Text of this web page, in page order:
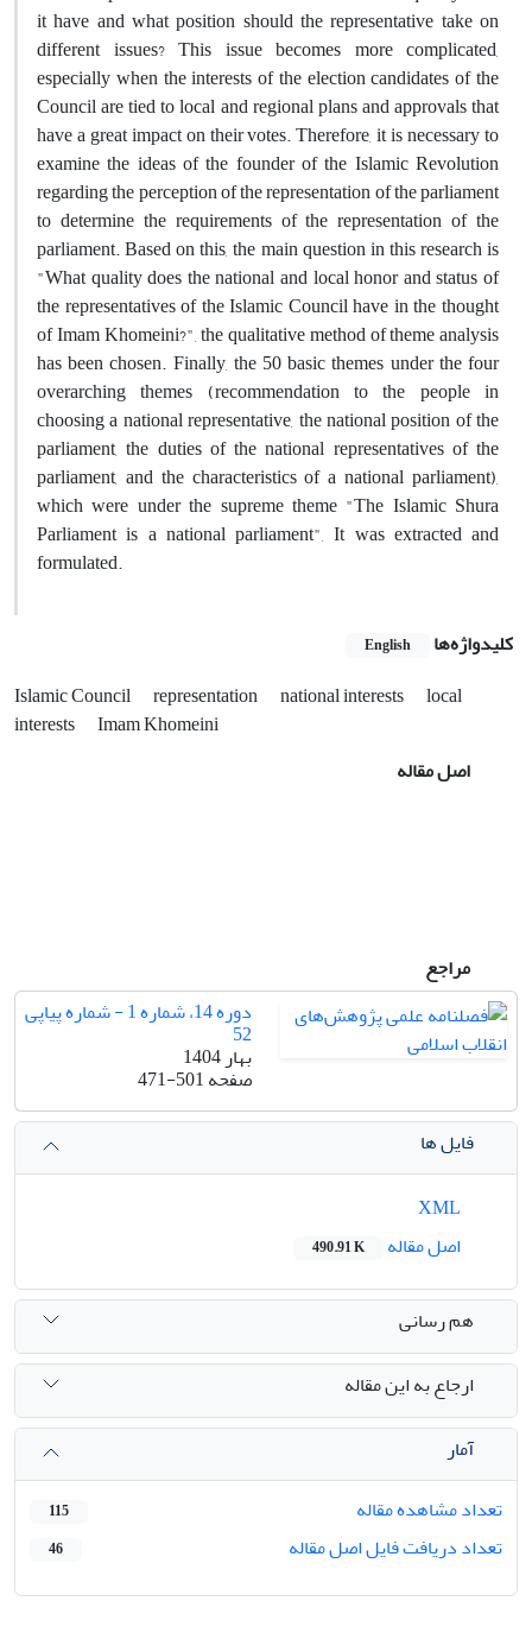
it have and what position should the representative take on
different issues? This issue becomes more complicated,
especially when the interests of the election candidates of the
Council are tied to local and regional plans and approvals that
have a great impact on their votes. Therefore, it is necessary to
examine the ideas of the founder of the Islamic Revolution
regarding the perception of the representation of the parliament
to determine the requirements of the representation of the
parliament. Based on this, the main question in this research is
"What quality does the national and local honor and status of
the representatives of the Islamic Council have in the thought
of Imam Khomeini?", the qualitative method of theme analysis
has been chosen. Finally, the 50 basic themes under the four
overarching themes (recommendation to the people in
choosing a national representative, the national position of the
parliament, the duties of the national representatives of the
parliament, and the characteristics of a national parliament),
which were under the supreme theme "The Islamic Shura
Parliament is a national parliament", It was extracted and
formulated.
کلیدواژه‌ها English
Islamic Council representation national interests
local
interests
Imam Khomeini
اصل مقاله
مراجع
دوره 14، شماره 1 - شماره پیاپی
52
بهار 1404
صفحه471-501
فایل ها
اصل مقاله
490.91 K
هم رسانی
ارجاع به این مقاله
آمار
تعداد مشاهده مقاله
115
تعداد دریافت فایل اصل مقاله 46